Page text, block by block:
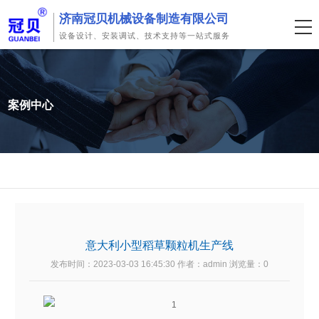
济南冠贝机械设备制造有限公司
设备设计、安装调试、技术支持等一站式服务
案例中心
意大利小型稻草颗粒机生产线
发布时间：2023-03-03 16:45:30 作者：admin 浏览量： 0